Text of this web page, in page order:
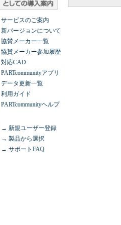
サービスのご案内
新バージョンについて
協賛メーカー一覧
協賛メーカー参加履歴
対応CAD
PARTcommunityアプリ
データ更新一覧
利用ガイド
PARTcommunityヘルプ
→ 新規ユーザー登録
→ 製品から選択
→ サポートFAQ